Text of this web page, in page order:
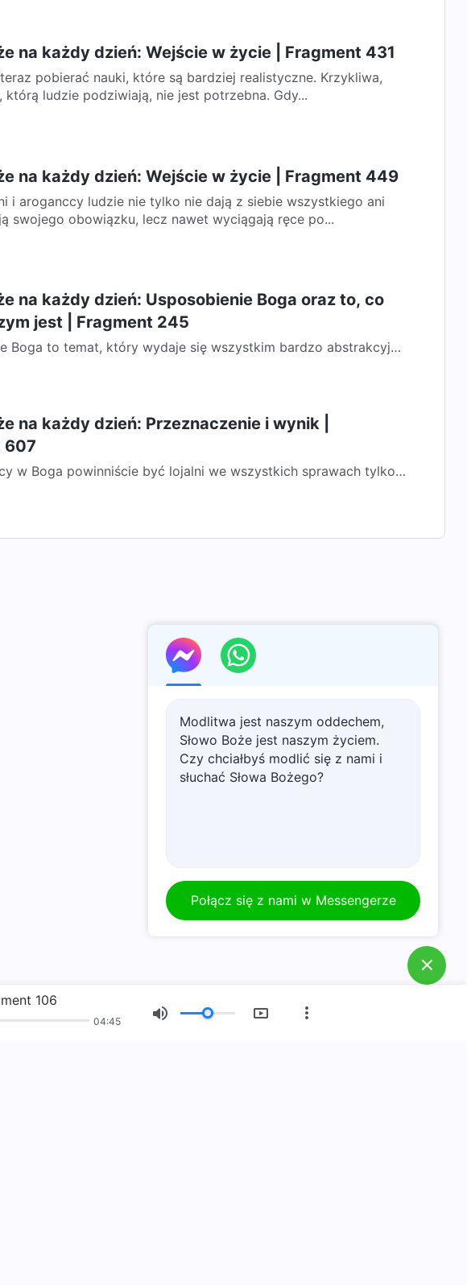
na każdy dzień: Wejście w życie | Fragment 431
pobierać nauki, które są bardziej realistyczne. Krzykliwa,
którą ludzie podziwiają, nie jest potrzebna. Gdy...
na każdy dzień: Wejście w życie | Fragment 449
i aroganccy ludzie nie tylko nie dają z siebie wszystkiego ani
swojego obowiązku, lecz nawet wyciągają ręce po...
na każdy dzień: Usposobienie Boga oraz to, co
jest | Fragment 245
Boga to temat, który wydaje się wszystkim bardzo abstrakcyjny
na każdy dzień: Przeznaczenie i wynik |
607
w Boga powinniście być lojalni we wszystkich sprawach tylko
Modlitwa jest naszym oddechem,
Słowo Boże jest naszym życiem.
Czy chciałbyś modlić się z nami i
słuchać Słowa Bożego?
Połącz się z nami w Messengerze
106
04:45